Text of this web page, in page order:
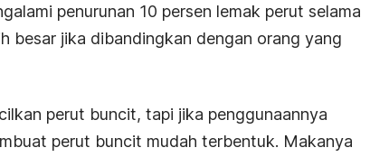
penurunan 10 persen lemak perut selama
besar jika dibandingkan dengan orang yang
perut buncit, tapi jika penggunaannya
perut buncit mudah terbentuk. Makanya